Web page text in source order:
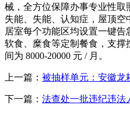
械，全方位保障办事专业性
失能、失能、认知症，屋顶空
居室每个功能区均设置一键
软食、糜食等定制餐食，支撑
间为 8000-20000 元 / 月。
上一篇： 被抽样单元：安徽龙
下一篇： 法查处一批违纪违法